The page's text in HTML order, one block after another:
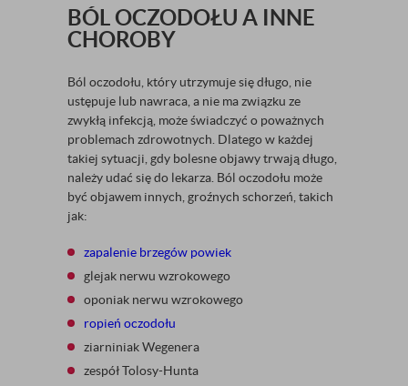
BÓL OCZODOŁU A INNE
CHOROBY
Ból oczodołu, który utrzymuje się długo, nie
ustępuje lub nawraca, a nie ma związku ze
zwykłą infekcją, może świadczyć o poważnych
problemach zdrowotnych. Dlatego w każdej
takiej sytuacji, gdy bolesne objawy trwają długo,
należy udać się do lekarza. Ból oczodołu może
być objawem innych, groźnych schorzeń, takich
jak:
zapalenie brzegów powiek
glejak nerwu wzrokowego
oponiak nerwu wzrokowego
ropień oczodołu
ziarniniak Wegenera
zespół Tolosy-Hunta